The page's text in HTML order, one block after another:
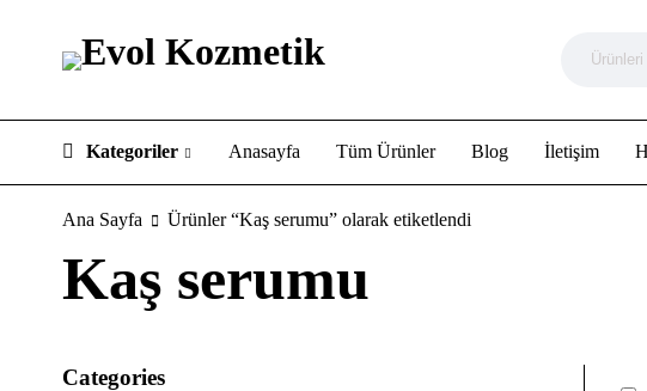
Kategoriler Anasayfa Tüm Ürünler Blog İletişim
Ana Sayfa Ürünler “Kaş serumu” olarak etiketlendi
Kaş serumu
Categories